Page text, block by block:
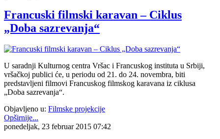
Francuski filmski karavan – Ciklus
„Doba sazrevanja“
U saradnji Kulturnog centra Vršac i Francuskog instituta u Srbiji,
vršačkoj publici će, u periodu od 21. do 24. novembra, biti
predstavljeni filmovi Francuskog filmskog karavana iz ciklusa
„Doba sazrevanja“.
Objavljeno u: Filmske projekcije
Opširnije...
ponedeljak, 23 februar 2015 07:42